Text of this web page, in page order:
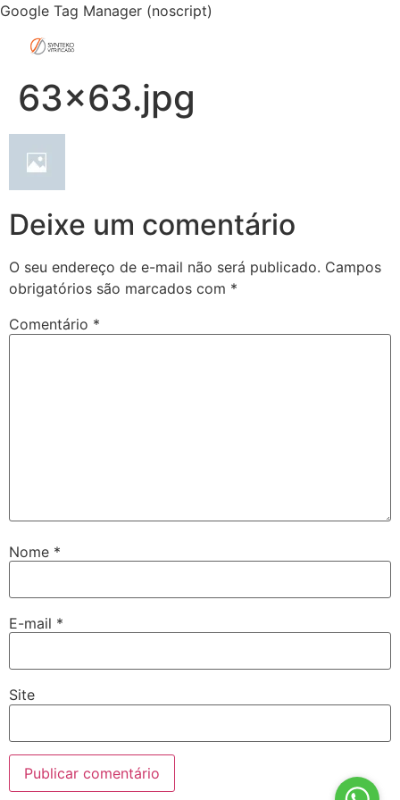
Google Tag Manager (noscript)
63×63.jpg
Deixe um comentário
O seu endereço de e-mail não será publicado. Campos
obrigatórios são marcados com *
Comentário *
Nome *
E-mail *
Site